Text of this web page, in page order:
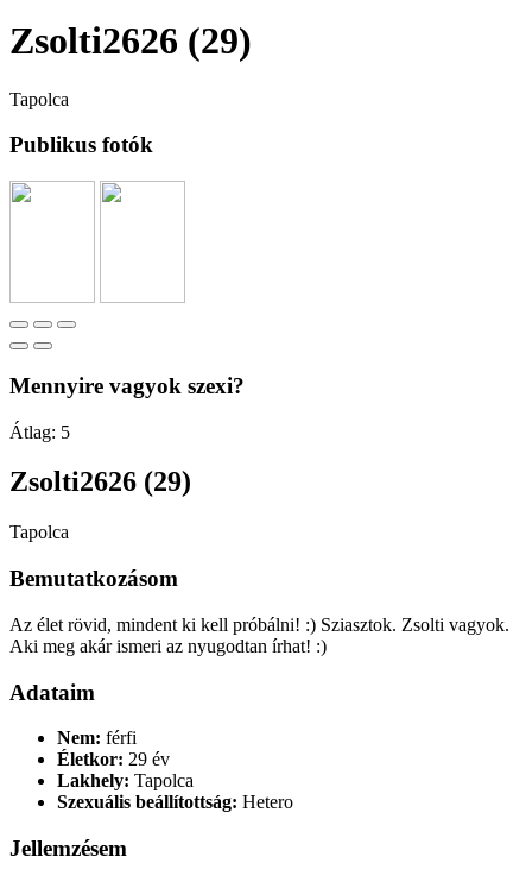
Zsolti2626 (29)
Tapolca
Publikus fotók
Mennyire vagyok szexi?
Átlag: 5
Zsolti2626 (29)
Tapolca
Bemutatkozásom
Az élet rövid, mindent ki kell próbálni! :) Sziasztok. Zsolti vagyok.
Aki meg akár ismeri az nyugodtan írhat! :)
Adataim
Nem: férfi
Életkor: 29 év
Lakhely: Tapolca
Szexuális beállítottság: Hetero
Jellemzésem